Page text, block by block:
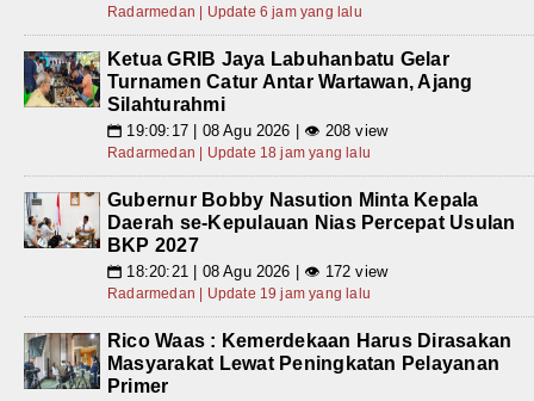
Radarmedan | Update 6 jam yang lalu
Ketua GRIB Jaya Labuhanbatu Gelar
Turnamen Catur Antar Wartawan, Ajang
Silahturahmi
📅 19:09:17 | 08 Agu 2026 | 👁 208 view
Radarmedan | Update 18 jam yang lalu
Gubernur Bobby Nasution Minta Kepala
Daerah se-Kepulauan Nias Percepat Usulan
BKP 2027
📅 18:20:21 | 08 Agu 2026 | 👁 172 view
Radarmedan | Update 19 jam yang lalu
Rico Waas : Kemerdekaan Harus Dirasakan
Masyarakat Lewat Peningkatan Pelayanan
Primer